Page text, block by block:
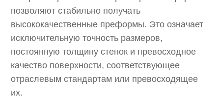
позволяют стабильно получать
высококачественные преформы. Это означает
исключительную точность размеров,
постоянную толщину стенок и превосходное
качество поверхности, соответствующее
отраслевым стандартам или превосходящее
их.